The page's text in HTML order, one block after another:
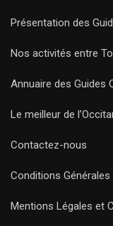
Présentation des
Nos activités entre
Annuaire des Guides
Le meilleur de
Contactez-nous
Conditions
Mentions Légales et